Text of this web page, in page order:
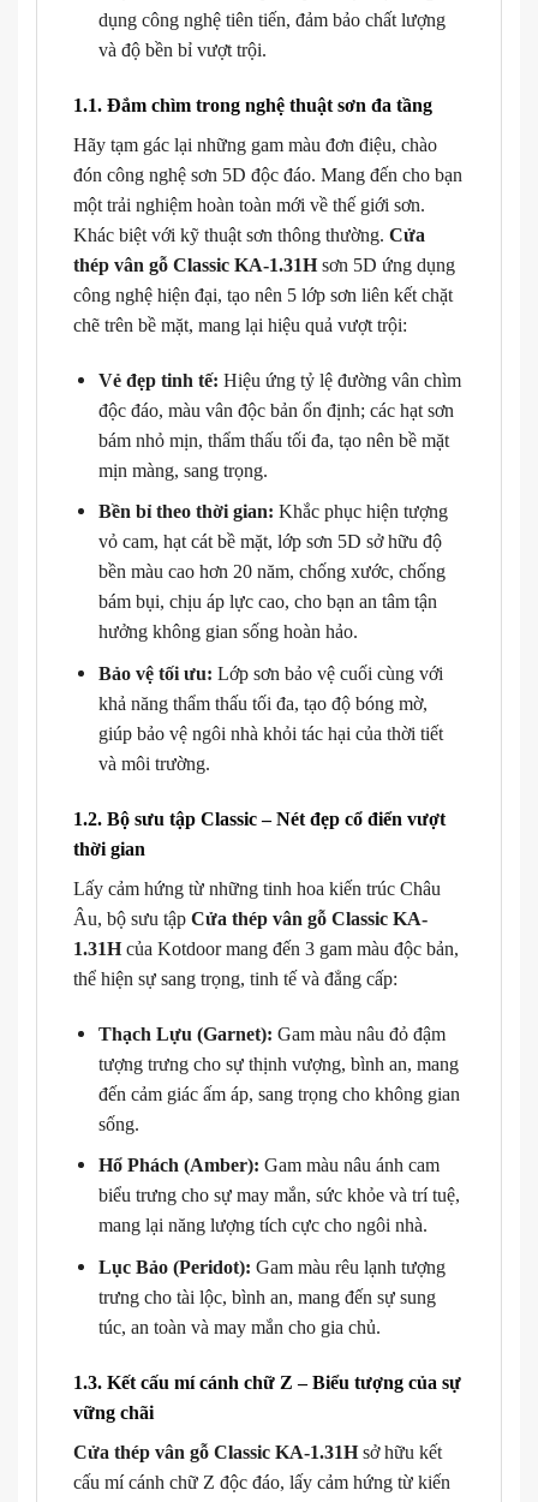
dụng công nghệ tiên tiến, đảm bảo chất lượng
và độ bền bỉ vượt trội.
1.1. Đắm chìm trong nghệ thuật sơn đa tầng
Hãy tạm gác lại những gam màu đơn điệu, chào
đón công nghệ sơn 5D độc đáo. Mang đến cho bạn
một trải nghiệm hoàn toàn mới về thế giới sơn.
Khác biệt với kỹ thuật sơn thông thường. Cửa
thép vân gỗ Classic KA-1.31H sơn 5D ứng dụng
công nghệ hiện đại, tạo nên 5 lớp sơn liên kết chặt
chẽ trên bề mặt, mang lại hiệu quả vượt trội:
Vẻ đẹp tinh tế: Hiệu ứng tỷ lệ đường vân chìm
độc đáo, màu vân độc bản ổn định; các hạt sơn
bám nhỏ mịn, thẩm thấu tối đa, tạo nên bề mặt
mịn màng, sang trọng.
Bền bỉ theo thời gian: Khắc phục hiện tượng
vỏ cam, hạt cát bề mặt, lớp sơn 5D sở hữu độ
bền màu cao hơn 20 năm, chống xước, chống
bám bụi, chịu áp lực cao, cho bạn an tâm tận
hưởng không gian sống hoàn hảo.
Bảo vệ tối ưu: Lớp sơn bảo vệ cuối cùng với
khả năng thẩm thấu tối đa, tạo độ bóng mờ,
giúp bảo vệ ngôi nhà khỏi tác hại của thời tiết
và môi trường.
1.2. Bộ sưu tập Classic – Nét đẹp cổ điển vượt
thời gian
Lấy cảm hứng từ những tinh hoa kiến trúc Châu
Âu, bộ sưu tập Cửa thép vân gỗ Classic KA-
1.31Hcủa Kotdoor mang đến 3 gam màu độc bản,
thể hiện sự sang trọng, tinh tế và đẳng cấp:
Thạch Lựu (Garnet): Gam màu nâu đỏ đậm
tượng trưng cho sự thịnh vượng, bình an, mang
đến cảm giác ấm áp, sang trọng cho không gian
sống.
Hổ Phách (Amber): Gam màu nâu ánh cam
biểu trưng cho sự may mắn, sức khỏe và trí tuệ,
mang lại năng lượng tích cực cho ngôi nhà.
Lục Bảo (Peridot): Gam màu rêu lạnh tượng
trưng cho tài lộc, bình an, mang đến sự sung
túc, an toàn và may mắn cho gia chủ.
1.3. Kết cấu mí cánh chữ Z – Biểu tượng của sự
vững chãi
Cửa thép vân gỗ Classic KA-1.31Hsở hữu kết
cấu mí cánh chữ Z độc đáo, lấy cảm hứng từ kiến